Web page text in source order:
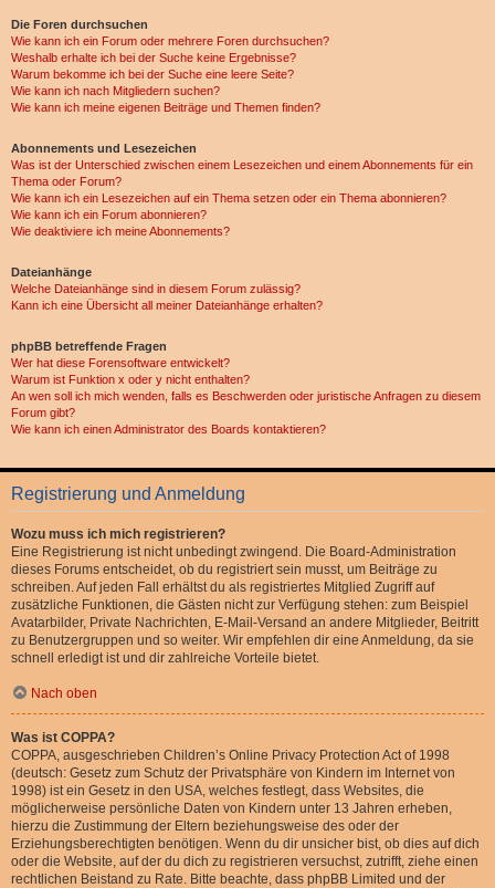
Die Foren durchsuchen
Wie kann ich ein Forum oder mehrere Foren durchsuchen?
Weshalb erhalte ich bei der Suche keine Ergebnisse?
Warum bekomme ich bei der Suche eine leere Seite?
Wie kann ich nach Mitgliedern suchen?
Wie kann ich meine eigenen Beiträge und Themen finden?
Abonnements und Lesezeichen
Was ist der Unterschied zwischen einem Lesezeichen und einem Abonnements für ein
Thema oder Forum?
Wie kann ich ein Lesezeichen auf ein Thema setzen oder ein Thema abonnieren?
Wie kann ich ein Forum abonnieren?
Wie deaktiviere ich meine Abonnements?
Dateianhänge
Welche Dateianhänge sind in diesem Forum zulässig?
Kann ich eine Übersicht all meiner Dateianhänge erhalten?
phpBB betreffende Fragen
Wer hat diese Forensoftware entwickelt?
Warum ist Funktion x oder y nicht enthalten?
An wen soll ich mich wenden, falls es Beschwerden oder juristische Anfragen zu diesem
Forum gibt?
Wie kann ich einen Administrator des Boards kontaktieren?
Registrierung und Anmeldung
Wozu muss ich mich registrieren?
Eine Registrierung ist nicht unbedingt zwingend. Die Board-Administration
dieses Forums entscheidet, ob du registriert sein musst, um Beiträge zu
schreiben. Auf jeden Fall erhältst du als registriertes Mitglied Zugriff auf
zusätzliche Funktionen, die Gästen nicht zur Verfügung stehen: zum Beispiel
Avatarbilder, Private Nachrichten, E-Mail-Versand an andere Mitglieder, Beitritt
zu Benutzergruppen und so weiter. Wir empfehlen dir eine Anmeldung, da sie
schnell erledigt ist und dir zahlreiche Vorteile bietet.
Nach oben
Was ist COPPA?
COPPA, ausgeschrieben Children’s Online Privacy Protection Act of 1998
(deutsch: Gesetz zum Schutz der Privatsphäre von Kindern im Internet von
1998) ist ein Gesetz in den USA, welches festlegt, dass Websites, die
möglicherweise persönliche Daten von Kindern unter 13 Jahren erheben,
hierzu die Zustimmung der Eltern beziehungsweise des oder der
Erziehungsberechtigten benötigen. Wenn du dir unsicher bist, ob dies auf dich
oder die Website, auf der du dich zu registrieren versuchst, zutrifft, ziehe einen
rechtlichen Beistand zu Rate. Bitte beachte, dass phpBB Limited und der